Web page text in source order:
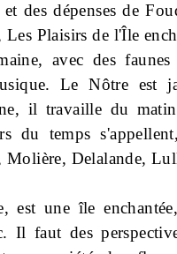
des dépenses de
Les Plaisirs de l'Île
avec des faunes
Le Nôtre est
il travaille du
du temps
Molière, Delalande,
est une île
Il faut des